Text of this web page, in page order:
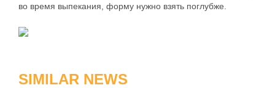
во время выпекания, форму нужно взять поглубже.
SIMILAR NEWS